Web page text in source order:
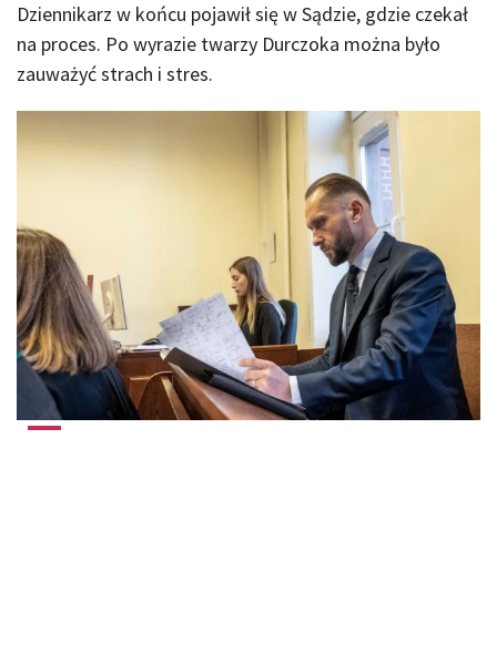
Dziennikarz w końcu pojawił się w Sądzie, gdzie czekał
na proces. Po wyrazie twarzy Durczoka można było
zauważyć strach i stres.